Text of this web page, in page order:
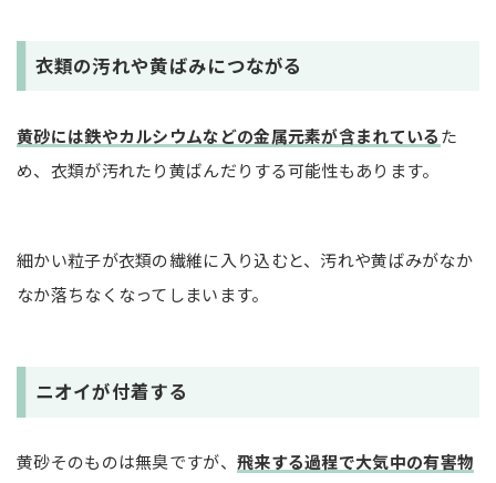
衣類の汚れや黄ばみにつながる
黄砂には鉄やカルシウムなどの金属元素が含まれているた
め、衣類が汚れたり黄ばんだりする可能性もあります。
細かい粒子が衣類の繊維に入り込むと、汚れや黄ばみがなか
なか落ちなくなってしまいます。
ニオイが付着する
黄砂そのものは無臭ですが、 飛来する過程で大気中の有害物